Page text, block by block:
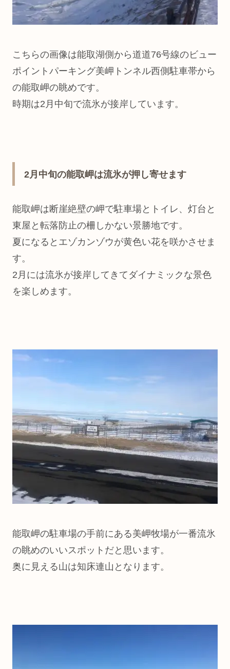
こちらの画像は能取湖側から道道76号線のビュー
ポイントパーキング美岬トンネル西側駐車帯から
の能取岬の眺めです。
時期は2月中旬で流氷が接岸しています。
2月中旬の能取岬は流氷が押し寄せます
能取岬は断崖絶壁の岬で駐車場とトイレ、灯台と
東屋と転落防止の柵しかない景勝地です。
夏になるとエゾカンゾウが黄色い花を咲かさせま
す。
2月には流氷が接岸してきてダイナミックな景色
を楽しめます。
能取岬の駐車場の手前にある美岬牧場が一番流氷
の眺めのいいスポットだと思います。
奥に見える山は知床連山となります。